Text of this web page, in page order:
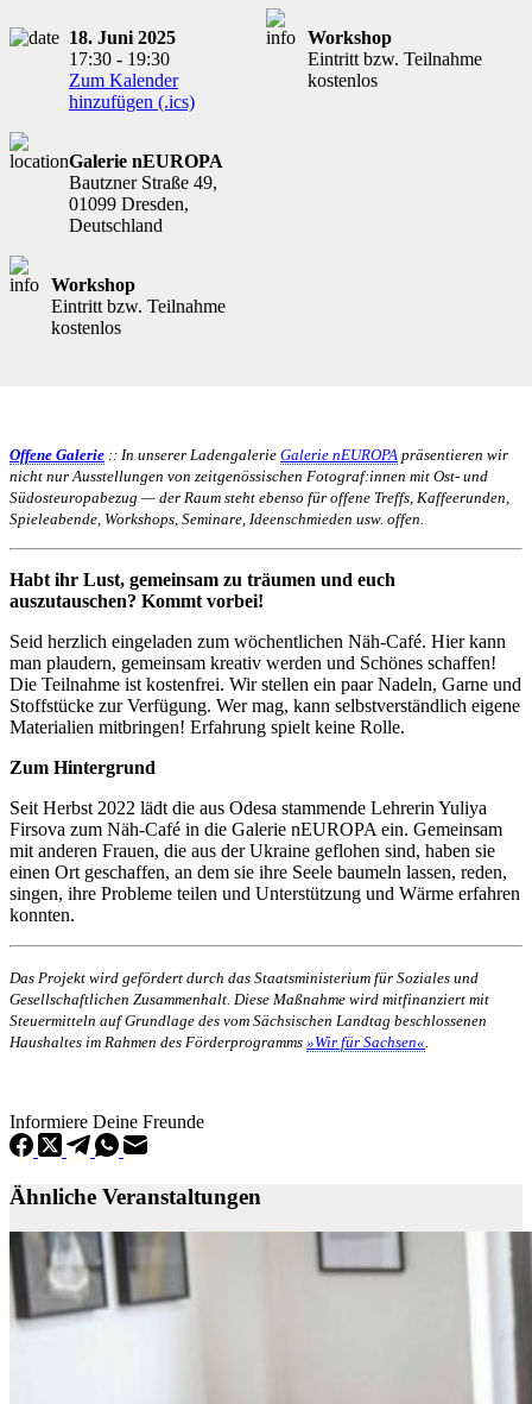
18. Juni 2025
17:30 - 19:30
Zum Kalender
hinzufügen (.ics)
Galerie nEUROPA
Bautzner Straße 49,
01099 Dresden,
Deutschland
Workshop
Eintritt bzw. Teilnahme
kostenlos
Workshop
Eintritt bzw. Teilnahme
kostenlos
Offene Galerie :: In unserer Ladengalerie Galerie nEUROPA präsentieren wir
nicht nur Ausstellungen von zeitgenössischen Fotograf:innen mit Ost- und
Südosteuropabezug — der Raum steht ebenso für offene Treffs, Kaffeerunden,
Spieleabende, Workshops, Seminare, Ideenschmieden usw. offen.
Habt ihr Lust, gemeinsam zu träumen und euch
auszutauschen? Kommt vorbei!
Seid herzlich eingeladen zum wöchentlichen Näh-Café. Hier kann
man plaudern, gemeinsam kreativ werden und Schönes schaffen!
Die Teilnahme ist kostenfrei. Wir stellen ein paar Nadeln, Garne und
Stoffstücke zur Verfügung. Wer mag, kann selbstverständlich eigene
Materialien mitbringen! Erfahrung spielt keine Rolle.
Zum Hintergrund
Seit Herbst 2022 lädt die aus Odesa stammende Lehrerin Yuliya
Firsova zum Näh-Café in die Galerie nEUROPA ein. Gemeinsam
mit anderen Frauen, die aus der Ukraine geflohen sind, haben sie
einen Ort geschaffen, an dem sie ihre Seele baumeln lassen, reden,
singen, ihre Probleme teilen und Unterstützung und Wärme erfahren
konnten.
Das Projekt wird gefördert durch das Staatsministerium für Soziales und
Gesellschaftlichen Zusammenhalt. Diese Maßnahme wird mitfinanziert mit
Steuermitteln auf Grundlage des vom Sächsischen Landtag beschlossenen
Haushaltes im Rahmen des Förderprogramms »Wir für Sachsen«
Informiere Deine Freunde
Ähnliche Veranstaltungen